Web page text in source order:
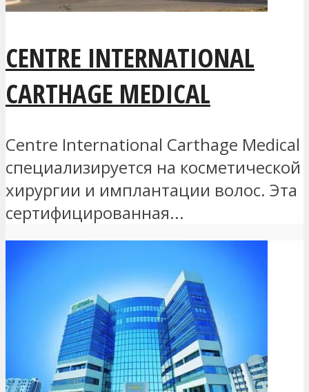
CENTRE INTERNATIONAL
CARTHAGE MEDICAL
Centre International Carthage Medical
специализируется на косметической
хирургии и имплантации волос. Эта
сертифицированная...